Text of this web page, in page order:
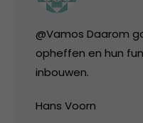
@Vamos Daarom
opheffen en hun
inbouwen.
Hans Voorn